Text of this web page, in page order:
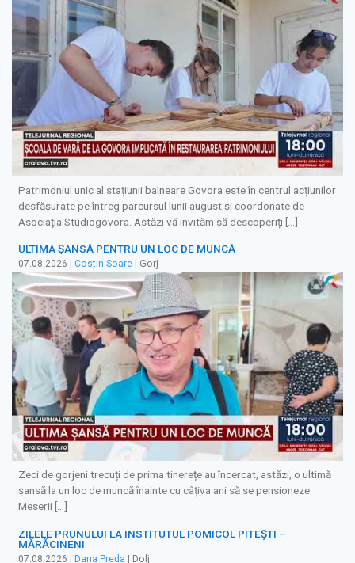
Patrimoniul unic al stațiunii balneare Govora este în centrul acțiunilor
desfășurate pe întreg parcursul lunii august și coordonate de
Asociația Studiogovora. Astăzi vă invităm să descoperiți […]
ULTIMA ȘANSĂ PENTRU UN LOC DE MUNCĂ
07.08.2026 Costin Soare | Gorj
Zeci de gorjeni trecuți de prima tinerețe au încercat, astăzi, o ultimă
șansă la un loc de muncă înainte cu câțiva ani să se pensioneze.
Meserii […]
ZILELE PRUNULUI LA INSTITUTUL POMICOL PITEȘTI –
MĂRĂCINENI
07.08.2026 | Dana Preda | Dolj